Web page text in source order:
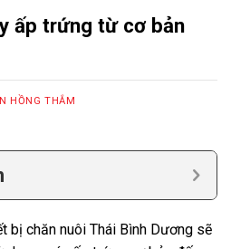
ấp trứng từ cơ bản
HỒNG THẮM
bị chăn nuôi Thái Bình Dương sẽ